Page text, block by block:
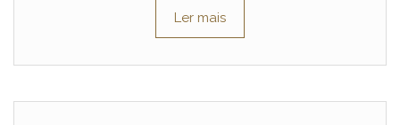
Ler mais